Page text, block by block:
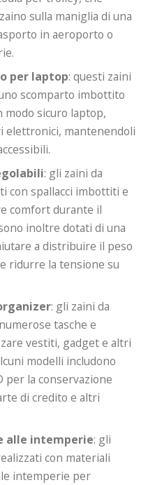
sulla maniglia di una
in aeroporto o
per laptop: questi zaini
scomparto imbottito
sicuro laptop,
elettronici, mantenendoli
: gli zaini da
con spallacci imbottiti e
comfort durante il
inoltre dotati di una
a distribuire il peso
ridurre la tensione su
: gli zaini da
tasche e
vestiti, gadget e altri
modelli includono
per la conservazione
di credito e altri
alle intemperie: gli
con materiali
intemperie per